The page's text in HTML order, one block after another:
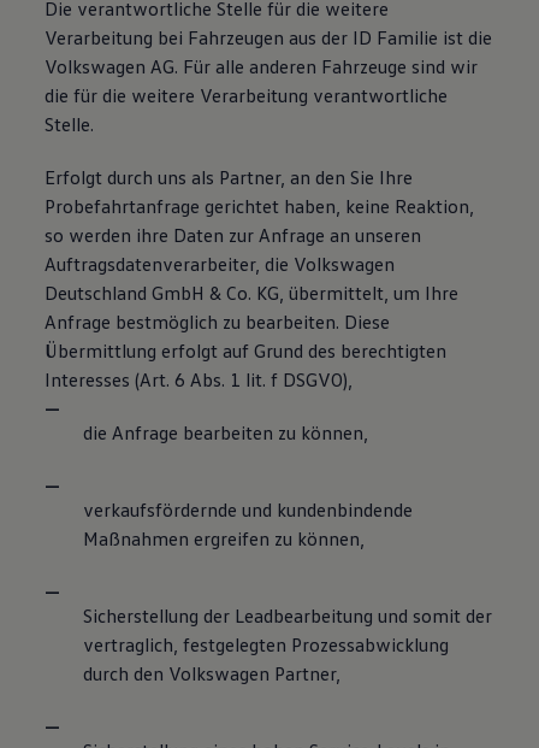
Die verantwortliche Stelle für die weitere
Verarbeitung bei Fahrzeugen aus der ID Familie ist die
Volkswagen AG. Für alle anderen Fahrzeuge sind wir
die für die weitere Verarbeitung verantwortliche
Stelle.
Erfolgt durch uns als Partner, an den Sie Ihre
Probefahrtanfrage gerichtet haben, keine Reaktion,
so werden ihre Daten zur Anfrage an unseren
Auftragsdatenverarbeiter, die Volkswagen
Deutschland GmbH & Co. KG, übermittelt, um Ihre
Anfrage bestmöglich zu bearbeiten. Diese
Übermittlung erfolgt auf Grund des berechtigten
Interesses (Art. 6 Abs. 1 lit. f DSGVO),
die Anfrage bearbeiten zu können,
verkaufsfördernde und kundenbindende
Maßnahmen ergreifen zu können,
Sicherstellung der Leadbearbeitung und somit der
vertraglich, festgelegten Prozessabwicklung
durch den Volkswagen Partner,